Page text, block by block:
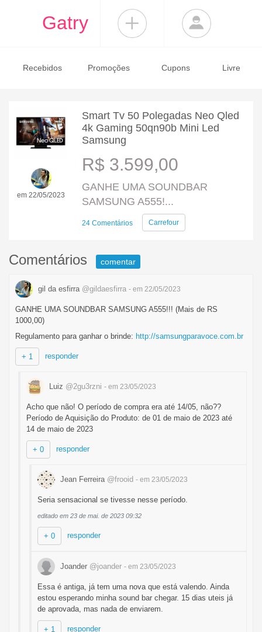
Gatry
Recebidos Promoções Cupons Livre
em 22/05/2023
Smart Tv 50 Polegadas Neo Qled
4k Gaming 50qn90b Mini Led
Samsung
R$ 3.599,00
GANHE UMA SOUNDBAR
SAMSUNG A555!...
24 Comentários Carrefour
Comentários comentar
gil da esfirra @gildaesfirra - em 22/05/2023
GANHE UMA SOUNDBAR SAMSUNG A555!!! (Mais de RS
1000,00)
Regulamento para ganhar o brinde: http://samsungparavoce.com.br
+ 1 responder
Luiz @2gu3rzni - em 23/05/2023
Acho que não! O período de compra era até 14/05, não??
Período de Aquisição do Produto: de 01 de maio de 2023 até
14 de maio de 2023
+ 0 responder
Jean Ferreira @frooid - em 23/05/2023
Seria sensacional se tivesse nesse período.
editado em 23 de mai. de 2023 09:32
+ 0 responder
Joander @joander - em 23/05/2023
Essa é antiga, já tem uma nova que está valendo. Ainda
estou esperando minha sound bar chegar. 15 dias uteis já
de aprovada, mas nada de enviarem.
+ 1 responder